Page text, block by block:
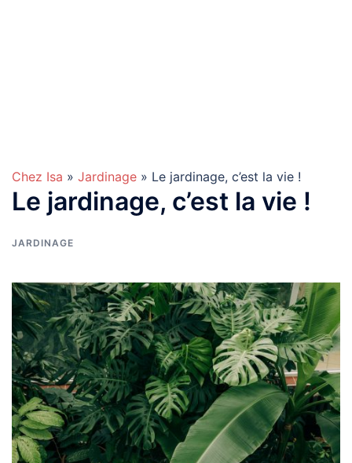
Chez Isa » Jardinage » Le jardinage, c’est la vie !
Le jardinage, c’est la vie !
JARDINAGE